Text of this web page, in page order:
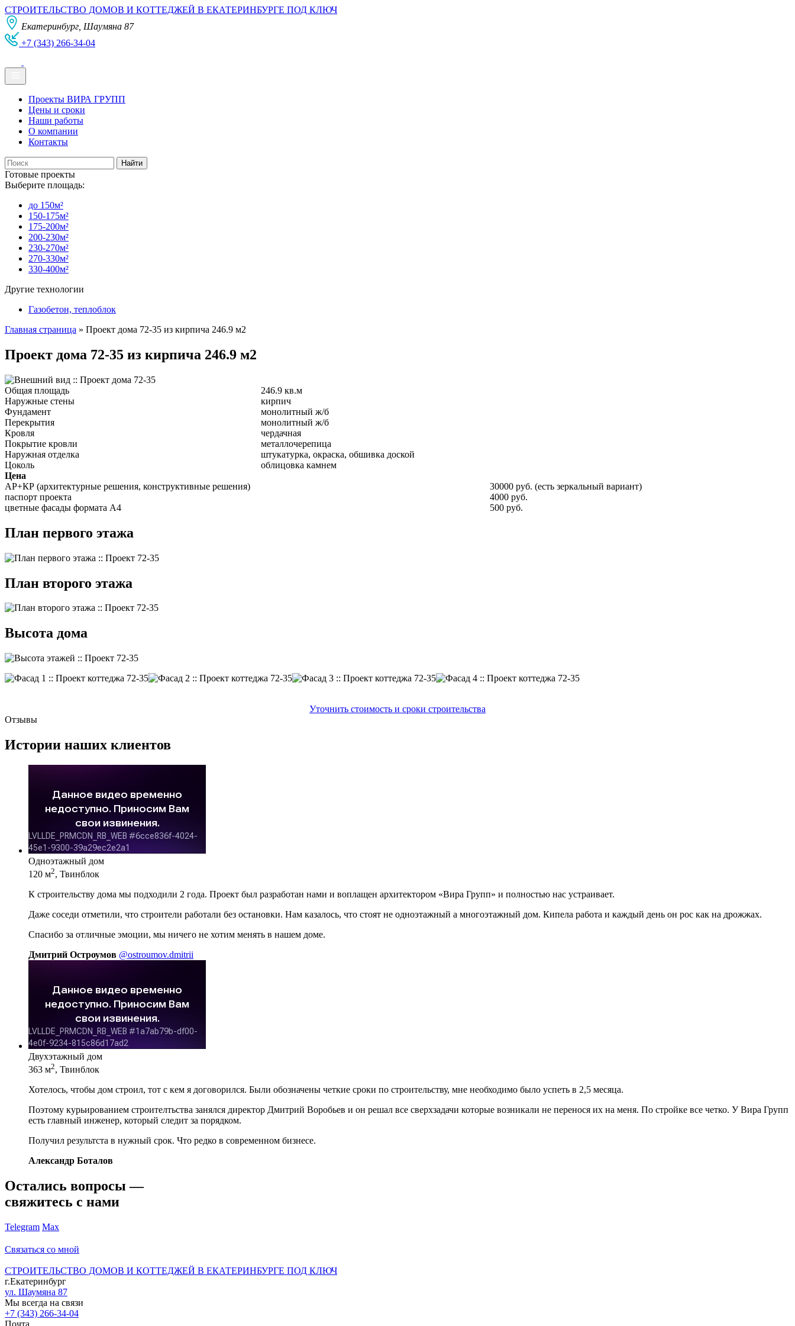
СТРОИТЕЛЬСТВО ДОМОВ И КОТТЕДЖЕЙ В ЕКАТЕРИНБУРГЕ ПОД КЛЮЧ
Екатеринбург, Шаумяна 87
+7 (343) 266-34-04
Проекты ВИРА ГРУПП
Цены и сроки
Наши работы
О компании
Контакты
Готовые проекты
Выберите площадь:
до 150м²
150-175м²
175-200м²
200-230м²
230-270м²
270-330м²
330-400м²
Другие технологии
Газобетон, теплоблок
Главная страница » Проект дома 72-35 из кирпича 246.9 м2
Проект дома 72-35 из кирпича 246.9 м2
Общая площадь
246.9 кв.м
Наружные стены
кирпич
Фундамент
монолитный ж/б
Перекрытия
монолитный ж/б
Кровля
чердачная
Покрытие кровли
металлочерепица
Наружная отделка
штукатурка, окраска, обшивка доской
Цоколь
облицовка камнем
Цена
АР+КР (архитектурные решения, конструктивные решения)
30000 руб. (есть зеркальный вариант)
паспорт проекта
4000 руб.
цветные фасады формата А4
500 руб.
План первого этажа
План второго этажа
Высота дома
Уточнить стоимость и сроки строительства
Отзывы
Истории наших клиентов
Одноэтажный дом
120 м2, Твинблок
К строительству дома мы подходили 2 года. Проект был разработан нами и воплащен архитектором «Вира Групп» и полностью нас устраивает.
Даже соседи отметили, что строители работали без остановки. Нам казалось, что стоят не одноэтажный а многоэтажный дом. Кипела работа и каждый день он рос как на дрожжах.
Спасибо за отличные эмоции, мы ничего не хотим менять в нашем доме.
Дмитрий Остроумов @ostroumov.dmitrii
Двухэтажный дом
363 м2, Твинблок
Хотелось, чтобы дом строил, тот с кем я договорился. Были обозначены четкие сроки по строительству, мне необходимо было успеть в 2,5 месяца.
Поэтому курьированием строителтьства занялся директор Дмитрий Воробьев и он решал все сверхзадачи которые возникали не перенося их на меня. По стройке все четко. У Вира Групп
есть главный инженер, который следит за порядком.
Получил результста в нужный срок. Что редко в современном бизнесе.
Александр Боталов
Остались вопросы —
свяжитесь с нами
Telegram Max
Связаться со мной
СТРОИТЕЛЬСТВО ДОМОВ И КОТТЕДЖЕЙ В ЕКАТЕРИНБУРГЕ ПОД КЛЮЧ
г.Екатеринбург
ул. Шаумяна 87
Мы всегда на связи
+7 (343) 266-34-04
Почта